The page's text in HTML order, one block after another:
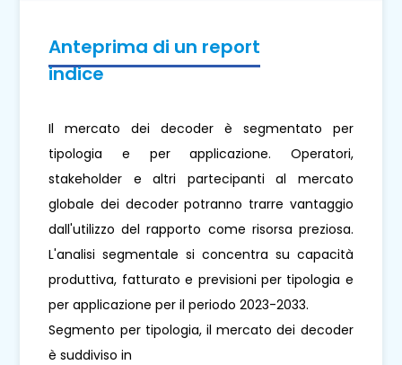
Anteprima di un report
indice
Il mercato dei decoder è segmentato per
tipologia e per applicazione. Operatori,
stakeholder e altri partecipanti al mercato
globale dei decoder potranno trarre vantaggio
dall'utilizzo del rapporto come risorsa preziosa.
L'analisi segmentale si concentra su capacità
produttiva, fatturato e previsioni per tipologia e
per applicazione per il periodo 2023-2033.
Segmento per tipologia, il mercato dei decoder
è suddiviso in